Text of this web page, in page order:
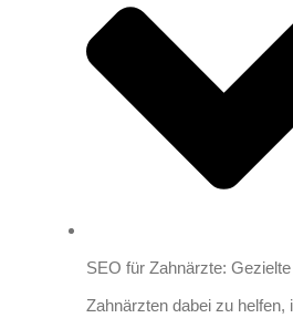
SEO für Zahnärzte:
Zahnärzten dabei zu helfen,